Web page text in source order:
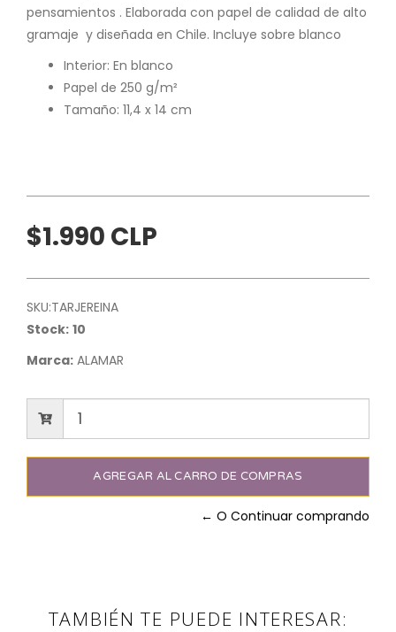
pensamientos . Elaborada con papel de calidad de alto
gramaje y diseñada en Chile. Incluye sobre blanco
Interior: En blanco
Papel de 250 g/m²
Tamaño: 11,4 x 14 cm
$1.990 CLP
SKU:TARJEREINA
Stock: 10
Marca: ALAMAR
← O Continuar comprando
TAMBIÉN TE PUEDE INTERESAR: